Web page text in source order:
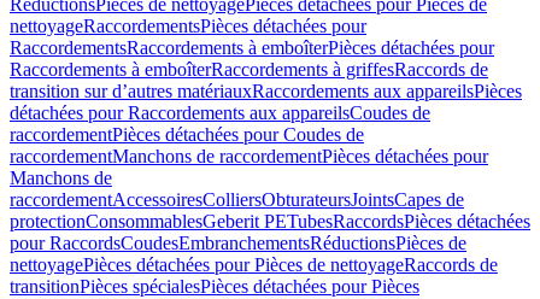
RéductionsPièces de nettoyagePièces détachées pour Pièces de
nettoyageRaccordementsPièces détachées pour
RaccordementsRaccordements à emboîterPièces détachées pour
Raccordements à emboîterRaccordements à griffesRaccords de
transition sur d’autres matériauxRaccordements aux appareilsPièces
détachées pour Raccordements aux appareilsCoudes de
raccordementPièces détachées pour Coudes de
raccordementManchons de raccordementPièces détachées pour
Manchons de
raccordementAccessoiresColliersObturateursJointsCapes de
protectionConsommablesGeberit PETubesRaccordsPièces détachées
pour RaccordsCoudesEmbranchementsRéductionsPièces de
nettoyagePièces détachées pour Pièces de nettoyageRaccords de
transitionPièces spécialesPièces détachées pour Pièces